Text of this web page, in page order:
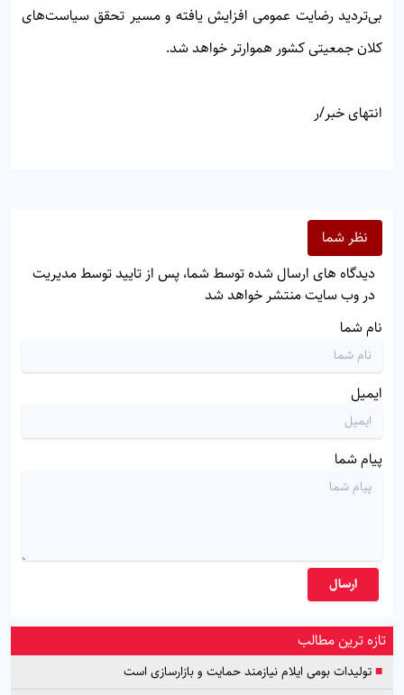
بی‌تردید رضایت عمومی افزایش یافته و مسیر تحقق سیاست‌های
کلان جمعیتی کشور هموارتر خواهد شد.
انتهای خبر/ر
نظر شما
دیدگاه های ارسال شده توسط شما، پس از تایید توسط مدیریت
در وب سایت منتشر خواهد شد
نام شما
ایمیل
پیام شما
ارسال
تازه ترین مطالب
■تولیدات بومی ایلام نیازمند حمایت و بازارسازی است